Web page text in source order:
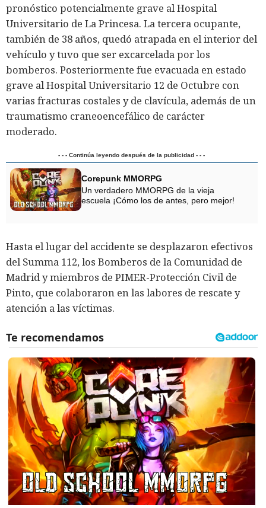
pronóstico potencialmente grave al Hospital
Universitario de La Princesa. La tercera ocupante,
también de 38 años, quedó atrapada en el interior del
vehículo y tuvo que ser excarcelada por los
bomberos. Posteriormente fue evacuada en estado
grave al Hospital Universitario 12 de Octubre con
varias fracturas costales y de clavícula, además de un
traumatismo craneoencefálico de carácter
moderado.
- - - Continúa leyendo después de la publicidad - - -
Corepunk MMORPG
Un verdadero MMORPG de la vieja
escuela ¡Cómo los de antes, pero mejor!
Hasta el lugar del accidente se desplazaron efectivos
del Summa 112, los Bomberos de la Comunidad de
Madrid y miembros de PIMER-Protección Civil de
Pinto, que colaboraron en las labores de rescate y
atención a las víctimas.